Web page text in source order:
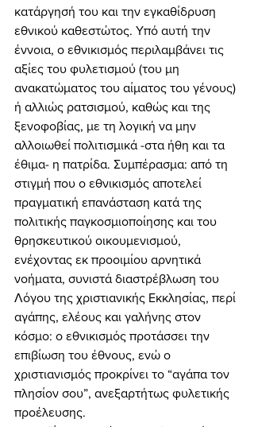
κατάργησή του και την εγκαθίδρυση
εθνικού καθεστώτος. Υπό αυτή την
έννοια, ο εθνικισμός περιλαμβάνει τις
αξίες του φυλετισμού (του μη
ανακατώματος του αίματος του γένους)
ή αλλιώς ρατσισμού, καθώς και της
ξενοφοβίας, με τη λογική να μην
αλλοιωθεί πολιτισμικά -στα ήθη και τα
έθιμα- η πατρίδα. Συμπέρασμα: από τη
στιγμή που ο εθνικισμός αποτελεί
πραγματική επανάσταση κατά της
πολιτικής παγκοσμιοποίησης και του
θρησκευτικού οικουμενισμού,
ενέχοντας εκ προοιμίου αρνητικά
νοήματα, συνιστά διαστρέβλωση του
Λόγου της χριστιανικής Εκκλησίας, περί
αγάπης, ελέους και γαλήνης στον
κόσμο: ο εθνικισμός προτάσσει την
επιβίωση του έθνους, ενώ ο
χριστιανισμός προκρίνει το “αγάπα τον
πλησίον σου”, ανεξαρτήτως φυλετικής
προέλευσης.